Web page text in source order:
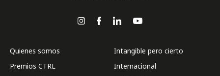
Quienes somos
Premios CTRL
Intangible pero cierto
Internacional